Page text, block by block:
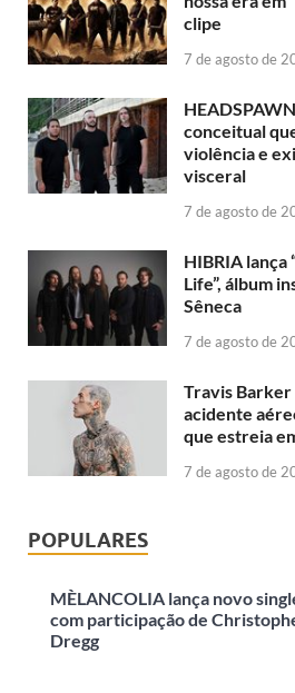
clipe
7 de agosto de
HEADSPAWN
conceitual
violência e
visceral
7 de agosto de
HIBRIA lança
Life”, álbum
Sêneca
7 de agosto de
Travis
acidente
que estreia
7 de agosto de
POPULARES
MÈLANCOLIA lança novo
com participação de
Dregg